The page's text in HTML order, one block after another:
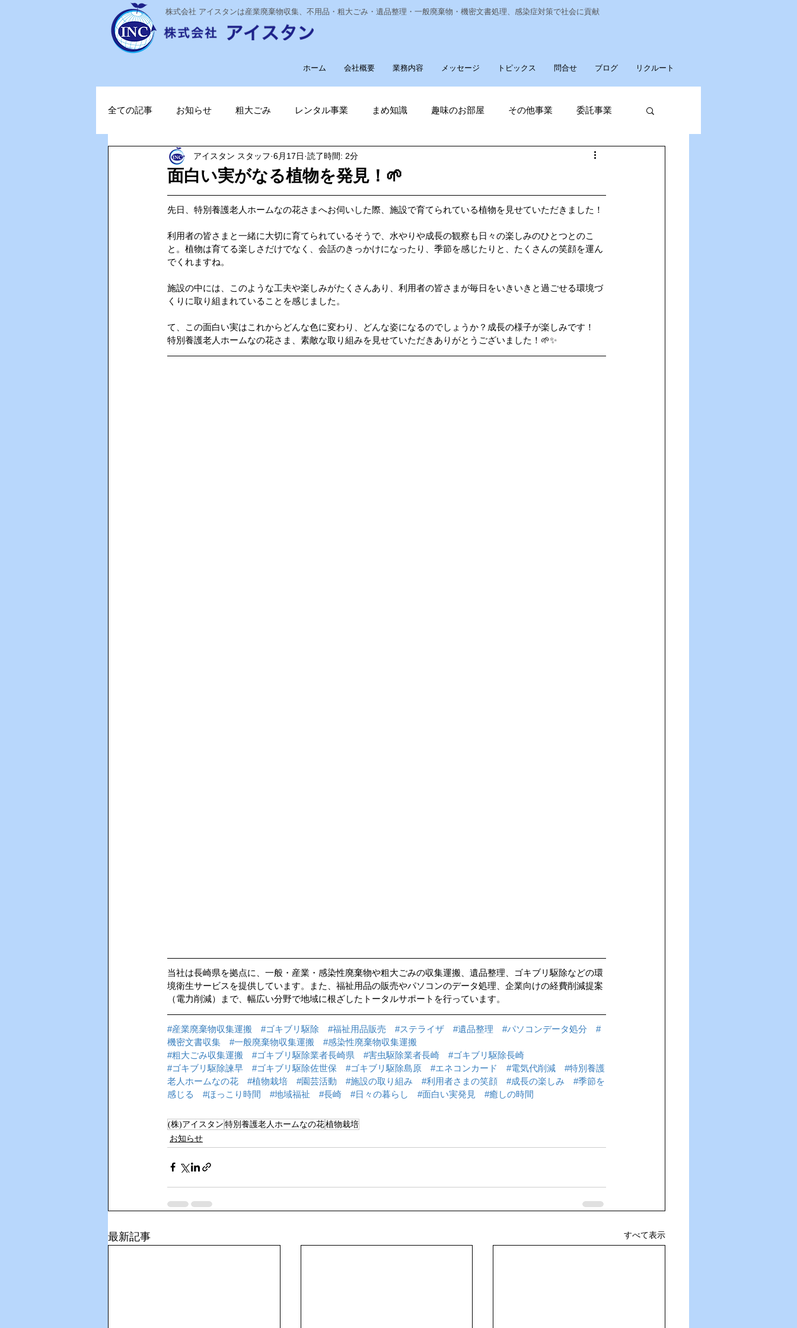
​株式会社 アイスタンは産業廃棄物収集、不用品・粗大ごみ・遺品整理・一般廃棄物・機密文書処理、感染症対策で社会に貢献
ホーム 会社概要 業務内容 メッセージ トピックス 問合せ ブログ リクルート
全ての記事 お知らせ 粗大ごみ レンタル事業 まめ知識 趣味のお部屋 その他事業 委託事業
ステライザ 感染対策 経費削減 ナノゾーン
ポータブル蓄電池 ガソリン削減 電気代削減 長崎ヴェルカを応援しています！ 廃棄物収集運搬
TOPお知らせ Vファーレン長崎 ゴルフ大好き ゴキブリ駆除 魚釣り大好き パソコンデータ消去
AIインカム HACCP（ハサップ） 夏のドライブ
面白い実がなる植物を発見！🌱
アイスタン スタッフ 6月17日 読了時間: 2分
先日、特別養護老人ホームなの花さまへお伺いした際、施設で育てられている植物を見せていただきました！
利用者の皆さまと一緒に大切に育てられているそうで、水やりや成長の観察も日々の楽しみのひとつとのこ
と。植物は育てる楽しさだけでなく、会話のきっかけになったり、季節を感じたりと、たくさんの笑顔を運ん
でくれますね。
施設の中には、このような工夫や楽しみがたくさんあり、利用者の皆さまが毎日をいきいきと過ごせる環境づ
くりに取り組まれていることを感じました。
て、この面白い実はこれからどんな色に変わり、どんな姿になるのでしょうか？成長の様子が楽しみです！
特別養護老人ホームなの花さま、素敵な取り組みを見せていただきありがとうございました！🌱✨
当社は長崎県を拠点に、一般・産業・感染性廃棄物や粗大ごみの収集運搬、遺品整理、ゴキブリ駆除などの環
境衛生サービスを提供しています。また、福祉用品の販売やパソコンのデータ処理、企業向けの経費削減提案
（電力削減）まで、幅広い分野で地域に根ざしたトータルサポートを行っています。
#産業廃棄物収集運搬 #ゴキブリ駆除 #福祉用品販売 #ステライザ #遺品整理 #パソコンデータ処分
#
機密文書収集
#一般廃棄物収集運搬
#感染性廃棄物収集運搬
#粗大ごみ収集運搬
#ゴキブリ駆除業者長崎県 #害虫駆除業者長崎
#ゴキブリ駆除長崎
#ゴキブリ駆除諫早
#ゴキブリ駆除佐世保 #ゴキブリ駆除島原 #エネコンカード #電気代削減
#特別養護
老人ホームなの花
#植物栽培 #園芸活動 #施設の取り組み #利用者さまの笑顔 #成長の楽しみ
#季節を
感じる
#ほっこり時間 #地域福祉 #長崎 #日々の暮らし #面白い実発見 #癒しの時間
(株)アイスタン 特別養護老人ホームなの花植物栽培
お知らせ
最新記事 すべて表示